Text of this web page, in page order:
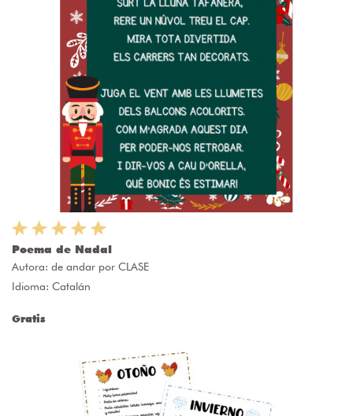
Poema de Nadal
Autora: de andar por CLASE
Idioma: Catalán
Gratis